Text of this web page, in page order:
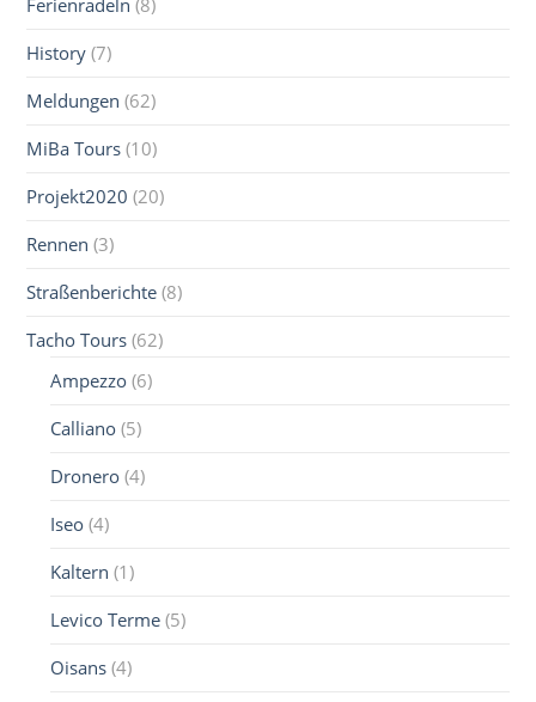
Ferienradeln (8)
History (7)
Meldungen (62)
MiBa Tours (10)
Projekt2020 (20)
Rennen (3)
Straßenberichte (8)
Tacho Tours (62)
Ampezzo (6)
Calliano (5)
Dronero (4)
Iseo (4)
Kaltern (1)
Levico Terme (5)
Oisans (4)